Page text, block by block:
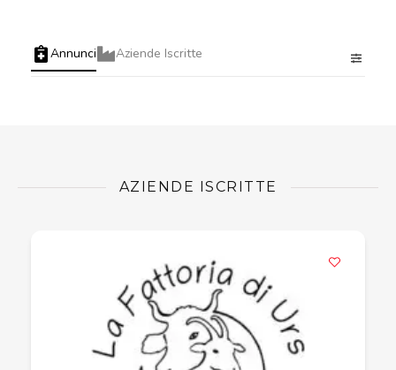
Annunci Aziende Iscritte
AZIENDE ISCRITTE